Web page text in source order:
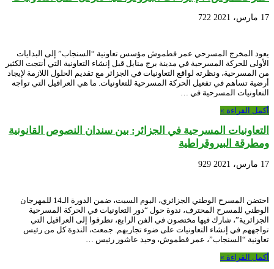
17 مارس، 2021 722
يعود المخرج المسرحي عمر فطموش مؤسس تعاونية “السنجاب” إلى البدايات
الأولى للحركة المسرحية في مدينة برج منايل قبل إنشاء التعاونية التي أنتجت الكثير
من المسرحية، ونظرته لواقع التعاونيات في الجزائر مع تقديم الحلول اللازمة لإيجاد
أرضية تساهم في تفعيل الحركة المسرحية للتعاونيات. ما هي العراقيل التي تواجه
التعاونيات المسرحية في …
أكمل القراءة »
التعاونيات المسرحية في الجزائر: بين سندان النصوص القانونية
ومطرقة البيروقراطية
17 مارس، 2021 929
احتضن المسرح الوطني الجزائري، اليوم السبت، ضمن الدورة الـ14 للمهرجان
الوطني للمسرح المحترف، ندوة حول “دور التعاونيات في الحركة المسرحية
الجزائرية”، شارك فيها مختصون في الفن الرابع، تطرقوا إلى العراقيل التي
تواجههم في إنشاء التعاونيات على ضوء تجاربهم. جمعت، الندوة كل من رئيس
تعاونية “السنجاب”، عمر فطموش، وحيد عاشور رئيس …
أكمل القراءة »